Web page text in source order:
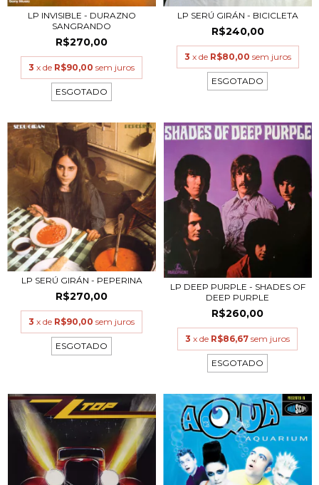
LP INVISIBLE - DURAZNO
SANGRANDO
R$270,00
3 x de R$90,00 sem juros
ESGOTADO
LP SERÚ GIRÁN - BICICLETA
R$240,00
3 x de R$80,00 sem juros
ESGOTADO
LP SERÚ GIRÁN - PEPERINA
R$270,00
3 x de R$90,00 sem juros
ESGOTADO
LP DEEP PURPLE - SHADES OF
DEEP PURPLE
R$260,00
3 x de R$86,67 sem juros
ESGOTADO